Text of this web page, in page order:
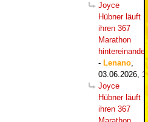
Joyce
Hübner läuft
ihren 367
Marathon
hintereinander
- Lenano,
03.06.2026,
Joyce
Hübner läuft
ihren 367